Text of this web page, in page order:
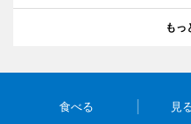
もっ
食べる 見